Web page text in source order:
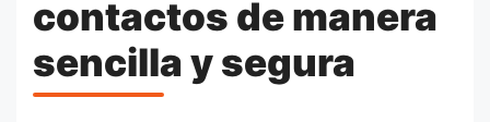
contactos de manera
sencilla y segura